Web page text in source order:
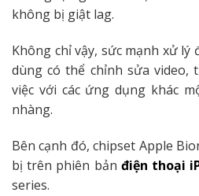
không bị giật lag.
Không chỉ vậy, sức mạnh xử
dùng có thể chỉnh sửa video,
việc với các ứng dụng khác
nhàng.
Bên cạnh đó, chipset Apple
bị trên phiên bản điện thoại
series.